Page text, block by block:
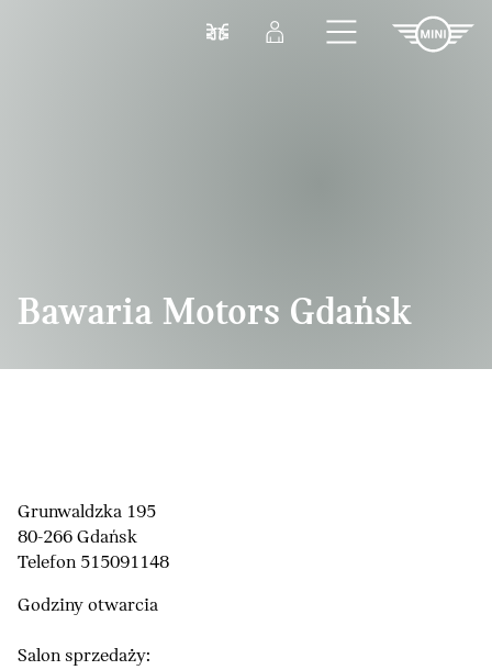
Przejdź do głównej treści
Porównaj Zaloguj się
Bawaria Motors Gdańsk
Grunwaldzka 195
80-266 Gdańsk
Telefon 515091148
Godziny otwarcia
Salon sprzedaży: